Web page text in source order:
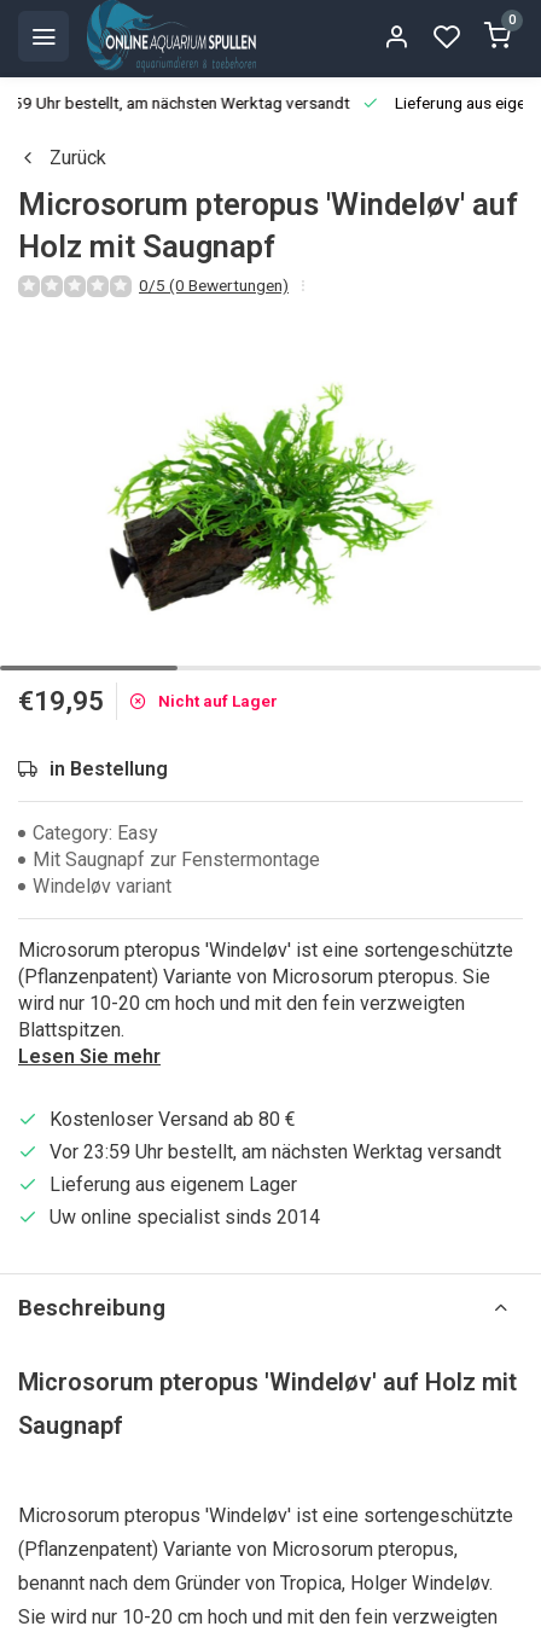
0
Uhr bestellt, am nächsten Werktag versandt Lieferung aus
Zurück
Microsorum pteropus 'Windeløv' auf
Holz mit Saugnapf
0/5 (0 Bewertungen)
€19,95 Nicht auf Lager
in Bestellung
Category: Easy
Mit Saugnapf zur Fenstermontage
Windeløv variant
Microsorum pteropus 'Windeløv' ist eine sortengeschützte
(Pflanzenpatent) Variante von Microsorum pteropus. Sie
wird nur 10-20 cm hoch und mit den fein verzweigten
Blattspitzen.
Lesen Sie mehr
Kostenloser Versand ab 80 €
Vor 23:59 Uhr bestellt, am nächsten Werktag versandt
Lieferung aus eigenem Lager
Uw online specialist sinds 2014
Beschreibung
Microsorum pteropus 'Windeløv' auf Holz mit
Saugnapf
Microsorum pteropus 'Windeløv' ist eine sortengeschützte
(Pflanzenpatent) Variante von Microsorum pteropus,
benannt nach dem Gründer von Tropica, Holger Windeløv.
Sie wird nur 10-20 cm hoch und mit den fein verzweigten